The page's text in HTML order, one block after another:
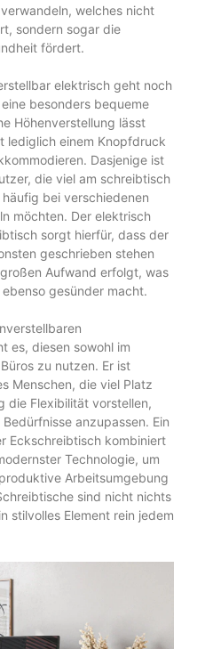
welches nicht
sondern sogar die
fördert.
elektrisch geht noch
besonders bequeme
Höhenverstellung lässt
lediglich einem Knopfdruck
Dasjenige ist
die viel am schreibtisch
bei verschiedenen
möchten. Der elektrisch
sorgt hierfür, dass der
geschrieben stehen
Aufwand erfolgt, was
gesünder macht.
es, diesen sowohl im
zu nutzen. Er ist
Menschen, die viel Platz
die Flexibilität vorstellen,
anzupassen. Ein
Eckschreibtisch kombiniert
Technologie, um
Arbeitsumgebung
sind nicht nichts
stilvolles Element rein jedem